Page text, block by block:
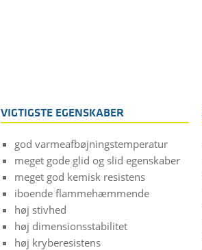
VIGTIGSTE EGENSKABER
god varmeafbøjningstemperatur
meget gode glid og slid egenskaber
meget god kemisk resistens
iboende flammehæmmende
høj stivhed
høj dimensionsstabilitet
høj kryberesistens